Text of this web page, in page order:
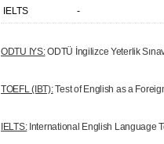
IELTS -
ODTU IYS:ODTÜ İngilizce Yeterlik
TOEFL (IBT):Test of English as a
IELTS:International English Language